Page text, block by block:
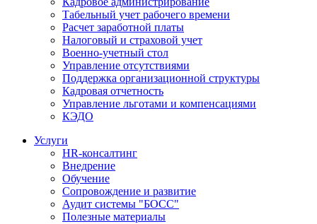
Табельный учет рабочего времени
Расчет заработной платы
Налоговый и страховой учет
Военно-учетный стол
Управление отсутствиями
Поддержка организационной структуры
Кадровая отчетность
Управление льготами и компенсациями
КЭДО
Услуги
HR-консалтинг
Внедрение
Обучение
Сопровождение и развитие
Аудит системы "БОСС"
Полезные материалы